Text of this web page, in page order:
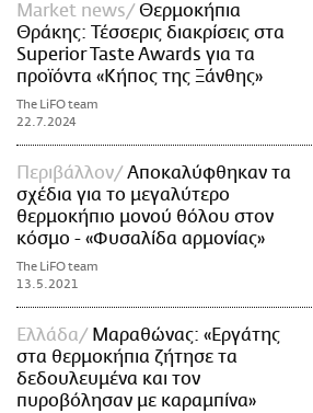
Market news
Θερμοκήπια
Θράκης: Τέσσερις διακρίσεις στα
Superior Taste Awards για τα
προϊόντα «Κήπος της Ξάνθης»
The LiFO team
22.7.2024
Περιβάλλον
Αποκαλύφθηκαν τα
σχέδια για το μεγαλύτερο
θερμοκήπιο μονού θόλου στον
κόσμο - «Φυσαλίδα αρμονίας»
The LiFO team
13.5.2021
Ελλάδα
Μαραθώνας: «Εργάτης
στα θερμοκήπια ζήτησε τα
δεδουλευμένα και τον
πυροβόλησαν με καραμπίνα»